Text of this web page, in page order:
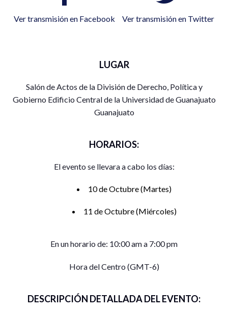
Ver transmisión en Facebook Ver transmisión en Twitter
LUGAR
Salón de Actos de la División de Derecho, Política y
Gobierno Edificio Central de la Universidad de Guanajuato
Guanajuato
HORARIOS:
El evento se llevara a cabo los días:
10 de Octubre (Martes)
11 de Octubre (Miércoles)
En un horario de: 10:00 am a 7:00 pm
Hora del Centro (GMT-6)
DESCRIPCIÓN DETALLADA DEL EVENTO: